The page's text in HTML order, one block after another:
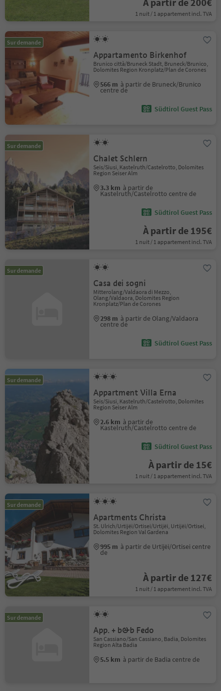
1 nuit / 1 appartement incl. TVA
Sur demande
Appartamento Birkenhof
Brunico città/Bruneck Stadt, Bruneck/Brunico,
Dolomites Region Kronplatz/Plan de Corones
566 m à partir de Bruneck/Brunico
centre de
Südtirol Guest Pass
Sur demande
Chalet Schlern
Seis/Siusi, Kastelruth/Castelrotto, Dolomites
Region Seiser Alm
3.3 km à partir de
Kastelruth/Castelrotto centre de
Südtirol Guest Pass
À partir de 195€
1 nuit / 1 appartement incl. TVA
Sur demande
Casa dei sogni
Mitterolang/Valdaora di Mezzo,
Olang/Valdaora, Dolomites Region
Kronplatz/Plan de Corones
298 m à partir de Olang/Valdaora
centre de
Südtirol Guest Pass
Sur demande
Appartment Villa Erna
Seis/Siusi, Kastelruth/Castelrotto, Dolomites
Region Seiser Alm
2.6 km à partir de
Kastelruth/Castelrotto centre de
Südtirol Guest Pass
À partir de 15€
1 nuit / 1 appartement incl. TVA
Sur demande
Apartments Christa
St. Ulrich/Urtijëi/Ortisei/Urtijëi, Urtijëi/Ortisei,
Dolomites Region Val Gardena
995 m à partir de Urtijëi/Ortisei centre
de
À partir de 127€
1 nuit / 1 appartement incl. TVA
Sur demande
App. + b&b Fedo
San Cassiano/San Cassiano, Badia, Dolomites
Region Alta Badia
5.5 km à partir de Badia centre de